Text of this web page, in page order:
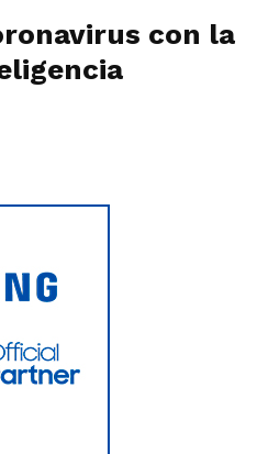
Ultima
con la